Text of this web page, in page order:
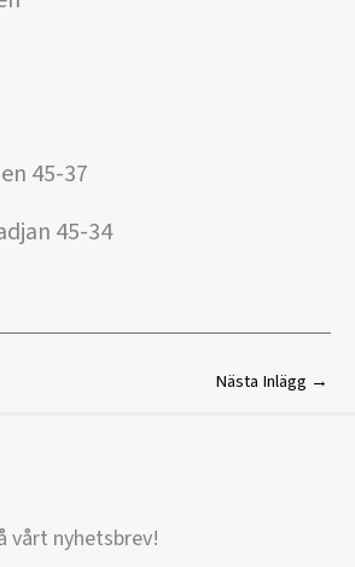
45-37
45-34
Nästa Inlägg →
vårt nyhetsbrev!